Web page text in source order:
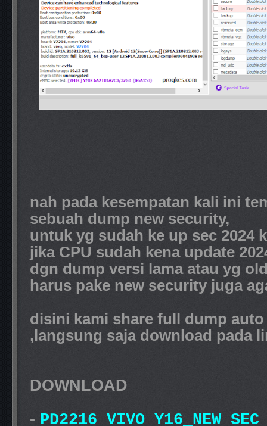
nah pada kesempatan kali ini
sebuah dump new security,
untuk yg sudah ke up sec 2024
jika CPU sudah kena update
dgn dump versi lama atau yg
harus pake new security juga
disini kami share full dump
,langsung saja download pada
DOWNLOAD
- PD2216 VIVO Y16_NEW